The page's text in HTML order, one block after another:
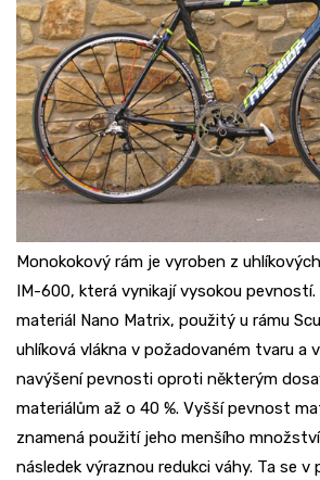
Monokokový rám je vyroben z
IM-600, která vynikají vysokou
materiál Nano Matrix, použitý u rámu
uhlíková vlákna v požadovaném tvaru a
navýšení pevnosti oproti některým
materiálům až o 40 %. Vyšší pevnost
znamená použití jeho menšího
následek výraznou redukci váhy. Ta se v